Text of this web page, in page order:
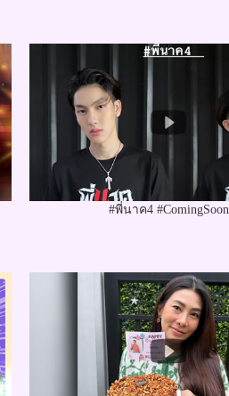
#พี่นาค4 #ComingSoon